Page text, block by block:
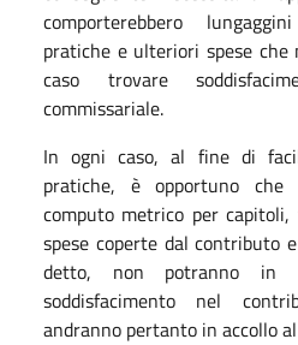
comporterebbero
pratiche e ulteriori spese
caso trovare
commissariale.
In ogni caso, al fine di
pratiche, è opportuno
computo metrico per
spese coperte dal contributo
detto, non potranno in
soddisfacimento nel
andranno pertanto in accollo